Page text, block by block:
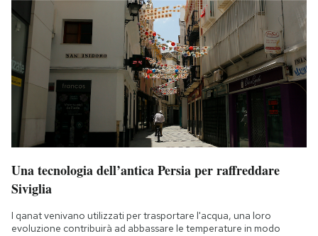
Una tecnologia dell’antica Persia per raffreddare
Siviglia
I qanat venivano utilizzati per trasportare l'acqua, una loro
evoluzione contribuirà ad abbassare le temperature in modo